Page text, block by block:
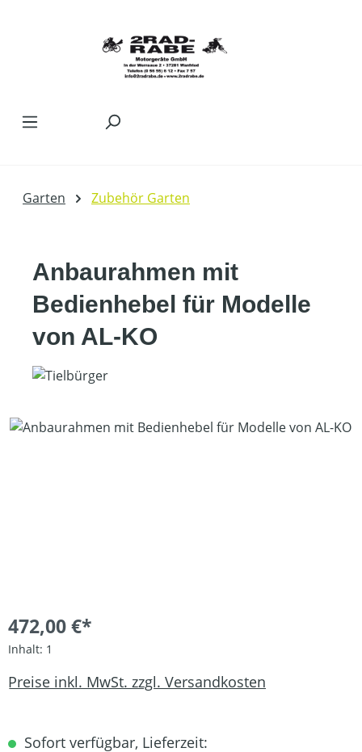
Garten Zubehör Garten
Anbaurahmen mit
Bedienhebel für Modelle
von AL-KO
Bildergalerie überspringen
472,00 €*
Inhalt: 1
Preise inkl. MwSt. zzgl. Versandkosten
Sofort verfügbar, Lieferzeit: